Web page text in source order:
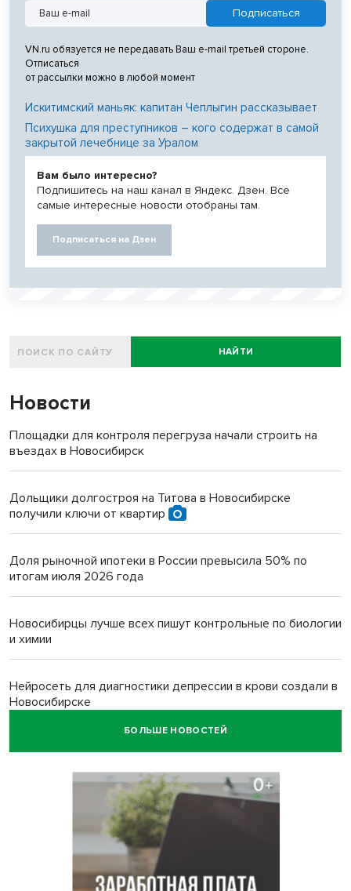
VN.ru обязуется не передавать Ваш e-mail третьей стороне.
Отписаться
от рассылки можно в любой момент
Искитимский маньяк: капитан Чеплыгин рассказывает
Психушка для преступников – кого содержат в самой
закрытой лечебнице за Уралом
Вам было интересно?
Подпишитесь на наш канал в Яндекс. Дзен. Все
самые интересные новости отобраны там.
Подписаться на Дзен
НАЙТИ
Новости
Площадки для контроля перегруза начали строить на
въездах в Новосибирск
Дольщики долгостроя на Титова в Новосибирске
получили ключи от квартир
Доля рыночной ипотеки в России превысила 50% по
итогам июля 2026 года
Новосибирцы лучше всех пишут контрольные по биологии
и химии
Нейросеть для диагностики депрессии в крови создали в
Новосибирске
Двум бойцам СВО после минно-взрывной травмы
Персидский ковер «108 шахов» впервые вывезли из музея
Востока в Новосибирск
Актриса из Новосибирска Евгения Туркова сыграла мать
БОЛЬШЕ НОВОСТЕЙ